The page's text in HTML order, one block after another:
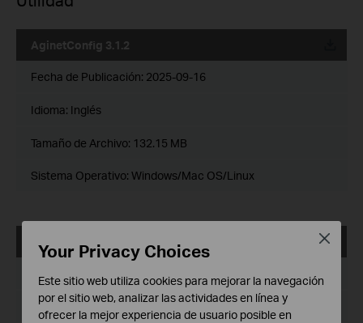
AginetConfig 3.1.2
Fecha de Publicación: 2025-09-16
Idioma: Inglés
Tamaño de Archivo: 132.15 MB
Sistema Operativo: Windows/Mac OS/Linux
AginetConfig 3.0.2
Idioma:Inglés
Your Privacy Choices
Este sitio web utiliza cookies para mejorar la navegación
por el sitio web, analizar las actividades en línea y
ofrecer la mejor experiencia de usuario posible en
Close